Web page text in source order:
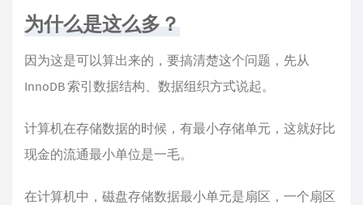
为什么是这么多？
因为这是可以算出来的，要搞清楚这个问题，先从
InnoDB 索引数据结构、数据组织方式说起。
计算机在存储数据的时候，有最小存储单元，这就好比
现金的流通最小单位是一毛。
在计算机中，磁盘存储数据最小单元是扇区，一个扇区